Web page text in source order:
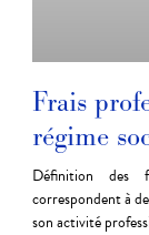
Frais
régime
Définition des
correspondent à
son activité